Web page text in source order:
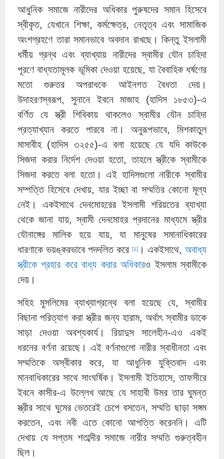
আধুনিক সমাজে নারীদের অধিকার পুরুষদের সমান হিসেবে
স্বীকৃত, যেখানে শিক্ষা, কর্মক্ষেত্র, নেতৃত্ব এবং সামাজিক
অংশগ্রহণে তারা সমানভাবে অবদান রাখছে। কিন্তু ইসলামী
ধর্মীয় গ্রন্থ এবং ব্যাখ্যায় নারীদের স্বামীর যৌন চাহিদা
পূরণে বাধ্যতামূলক ভূমিকা দেওয়া হয়েছে, যা বৈবাহিক ধর্ষণের
মতো গুরুতর অপরাধকে আইনগত বৈধতা দেয়।
উদাহরণস্বরূপ, সুনানে ইবনে মাজাহ (হাদিস ১৮৫৩)-এ
বর্ণিত যে স্ত্রী শিবিকায় থাকলেও স্বামীর যৌন চাহিদা
প্রত্যাখ্যান করতে পারবে না। অনুরূপভাবে, মিশকাতুল
মাসাবীহ (হাদিস ৩২৫৫)-এ বলা হয়েছে যে যদি কাউকে
সিজদা করার নির্দেশ দেওয়া হতো, তাহলে স্ত্রীকে স্বামীকে
সিজদা করতে বলা হতো। এই হাদিসগুলো নারীকে স্বামীর
সম্পত্তি হিসেবে দেখায়, যার ইচ্ছা বা সম্মতির কোনো মূল্য
নেই। একইসাথে দেনমোহরের ইসলামী শরিয়তের ব্যাখ্যা
থেকে জানা যায়, স্বামী দেনমোহর প্রদানের মাধ্যমে স্ত্রীর
যৌনাঙ্গের মালিক হয়ে যায়, যা মানুষের সমানাধিকারের
ধারণাকে ভয়ঙ্করভাবে পদদলিত করে [1] । একইসাথে, অবাধ্য
স্ত্রীকে প্রহার করে বাধ্য করার অধিকারও ইসলাম স্বামীকে
দেয়।
সহিহ মুসলিমের ব্যাখ্যাগ্রন্থে বলা হয়েছে যে, স্বামীর
বিছানা পরিত্যাগ করা স্ত্রীর জন্য হারাম, অর্থাৎ স্বামীর ডাকে
সাড়া দেওয়া অবশ্যকার্য। রিয়াদুস সালেহীন-এও একই
ধরনের বর্ণনা রয়েছে। এই বর্ণনাগুলো নারীর স্বাধীনতা এবং
সম্মতিকে অস্বীকার করে, যা আধুনিক যুক্তিবাদ এবং
মানবাধিকারের সাথে সাংঘর্ষিক। ইসলামী ইতিহাসে, তাফসীরে
ইবনে কাসীর-এ উল্লেখ আছে যে সাহাবী উমর তার ঘুমন্ত
স্ত্রীর সাথে ঘুমের ভেতরেই চেপে বসতেন, সম্মতি ছাড়া সঙ্গম
করতেন, এবং নবী এতে কোনো আপত্তি করেননি। এটি
দেখায় যে সপ্তম শতাব্দীর সমাজে নারীর সম্মতি গুরুত্বহীন
ছিল।